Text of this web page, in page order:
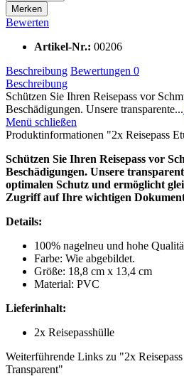
Merken
Bewerten
Artikel-Nr.: 00206
Beschreibung Bewertungen 0
Beschreibung
Schützen Sie Ihren Reisepass vor
Beschädigungen. Unsere transparente...
Menü schließen
Produktinformationen "2x Reisepass
Schützen Sie Ihren Reisepass vor
Beschädigungen. Unsere
optimalen Schutz und ermöglicht
Zugriff auf Ihre wichtigen
Details:
100% nagelneu und hohe
Farbe: Wie abgebildet.
Größe: 18,8 cm x 13,4 cm
Material: PVC
Lieferinhalt:
2x Reisepasshülle
Weiterführende Links zu "2x
Transparent"